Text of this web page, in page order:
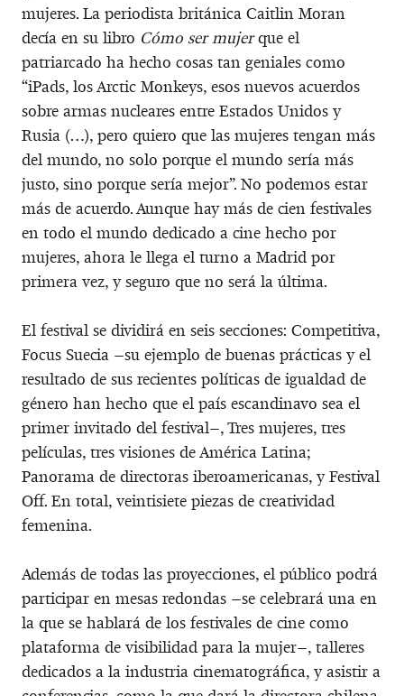
mujeres. La periodista británica Caitlin Moran
decía en su libro Cómo ser mujerque el
patriarcado ha hecho cosas tan geniales como
“iPads, los Arctic Monkeys, esos nuevos acuerdos
sobre armas nucleares entre Estados Unidos y
Rusia (…), pero quiero que las mujeres tengan más
del mundo, no solo porque el mundo sería más
justo, sino porque sería mejor”. No podemos estar
más de acuerdo. Aunque hay más de cien festivales
en todo el mundo dedicado a cine hecho por
mujeres, ahora le llega el turno a Madrid por
primera vez, y seguro que no será la última.
El festival se dividirá en seis secciones: Competitiva,
Focus Suecia –su ejemplo de buenas prácticas y el
resultado de sus recientes políticas de igualdad de
género han hecho que el país escandinavo sea el
primer invitado del festival–, Tres mujeres, tres
películas, tres visiones de América Latina;
Panorama de directoras iberoamericanas, y Festival
Off. En total, veintisiete piezas de creatividad
femenina.
Además de todas las proyecciones, el público podrá
participar en mesas redondas –se celebrará una en
la que se hablará de los festivales de cine como
plataforma de visibilidad para la mujer–, talleres
dedicados a la industria cinematográfica, y asistir a